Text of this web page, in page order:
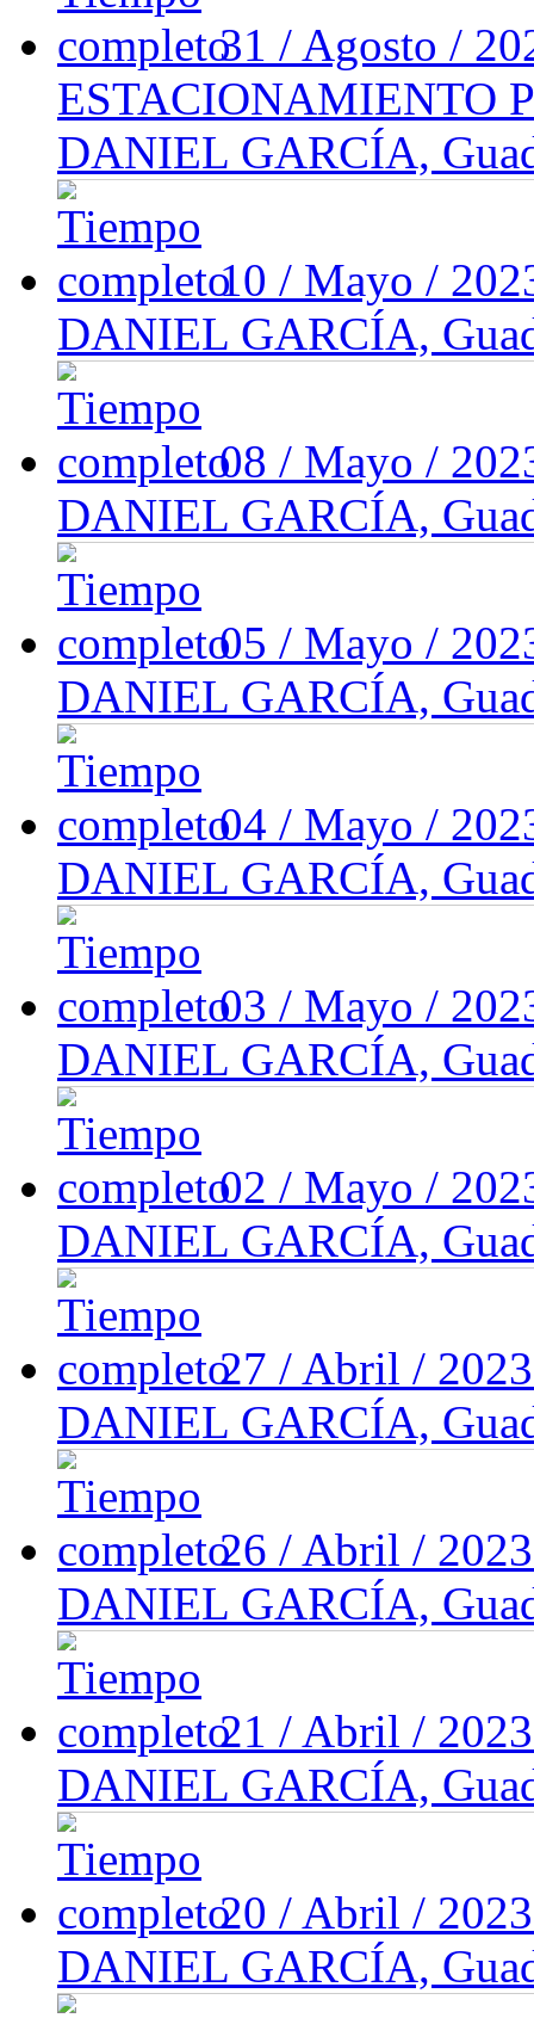
31 / Agosto /
ESTACIONAMIENTO
DANIEL GARCÍA,
10 / Mayo /
DANIEL GARCÍA,
08 / Mayo /
DANIEL GARCÍA,
05 / Mayo /
DANIEL GARCÍA,
04 / Mayo /
DANIEL GARCÍA,
03 / Mayo /
DANIEL GARCÍA,
02 / Mayo /
DANIEL GARCÍA,
27 / Abril /
DANIEL GARCÍA,
26 / Abril /
DANIEL GARCÍA,
21 / Abril /
DANIEL GARCÍA,
20 / Abril /
DANIEL GARCÍA,